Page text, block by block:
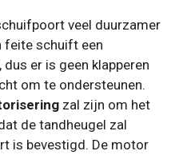
veel duurzamer
feite schuift een
er is geen klapperen
om te ondersteunen.
zal zijn om het
de tandheugel zal
is bevestigd. De motor